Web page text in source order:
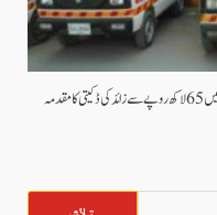
کراچی: سہراب گوٹھ ایدھی سینٹر میں ملازمین کی تنخواہوں کی مد میں 65 لاکھ روپے سے زائد کی ڈکیتی کا مقدمہ